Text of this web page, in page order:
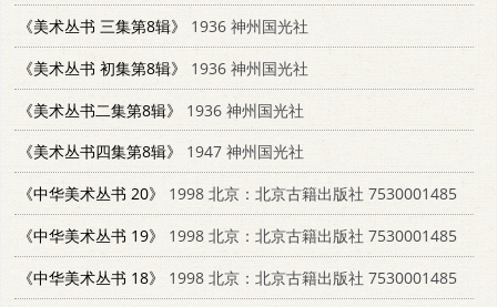
《美术丛书 三集第8辑》
1936 神州国光社
《美术丛书 初集第8辑》
1936 神州国光社
《美术丛书二集第8辑》
1936 神州国光社
《美术丛书四集第8辑》
1947 神州国光社
《中华美术丛书 20》
1998 北京：北京古籍出版社 7530001485
《中华美术丛书 19》
1998 北京：北京古籍出版社 7530001485
《中华美术丛书 18》
1998 北京：北京古籍出版社 7530001485